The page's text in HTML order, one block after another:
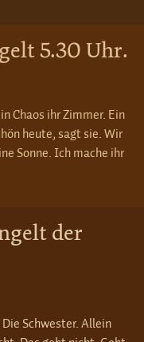
5.30 Uhr.
Chaos ihr Zimmer. Ein
heute, sagt sie. Wir
Sonne. Ich mache ihr
der
Schwester. Allein